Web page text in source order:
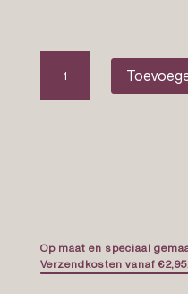
rylie
earrings
Op maat en speciaal
Verzendkosten vanaf